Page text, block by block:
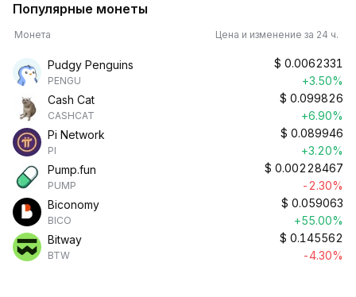
Популярные монеты
Монета Цена и изменение за 24 ч.
Pudgy Penguins
PENGU
$ 0.0062331
+3.50%
Cash Cat
CASHCAT
$ 0.099826
+6.90%
Pi Network
PI
$ 0.089946
+3.20%
Pump.fun
PUMP
$ 0.00228467
-2.30%
Biconomy
BICO
$ 0.059063
+55.00%
Bitway
BTW
$ 0.145562
-4.30%